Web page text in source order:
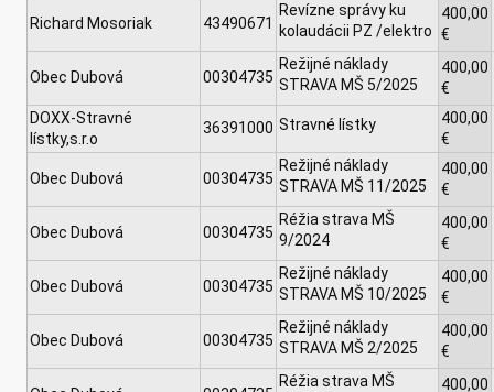
Richard Mosoriak 43490671
Revízne správy ku
kolaudácii PZ /elektro
400,00
€
Obec Dubová 00304735
Režijné náklady
STRAVA MŠ 5/2025
400,00
€
DOXX-Stravné
lístky,s.r.o
36391000 Stravné lístky
400,00
€
Obec Dubová 00304735
Režijné náklady
STRAVA MŠ 11/2025
400,00
€
Obec Dubová 00304735
Réžia strava MŠ
9/2024
400,00
€
Obec Dubová 00304735
Režijné náklady
STRAVA MŠ 10/2025
400,00
€
Obec Dubová 00304735
Režijné náklady
STRAVA MŠ 2/2025
400,00
€
Réžia strava MŠ
400,00